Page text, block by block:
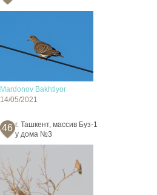
Mardonov Bakhtiyor
14/05/2021
46 г. Ташкент, массив Буз-1
у дома №3